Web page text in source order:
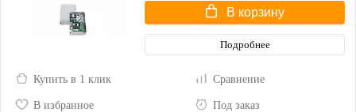
В корзину
Подробнее
Купить в 1 клик Сравнение
В избранное Под заказ